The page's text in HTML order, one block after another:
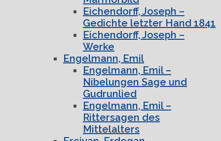
Eichendorff, Joseph –
Gedichte letzter Hand 1841
Eichendorff, Joseph –
Werke
Engelmann, Emil
Engelmann, Emil –
Nibelungen Sage und
Gudrunlied
Engelmann, Emil –
Rittersagen des
Mittelalters